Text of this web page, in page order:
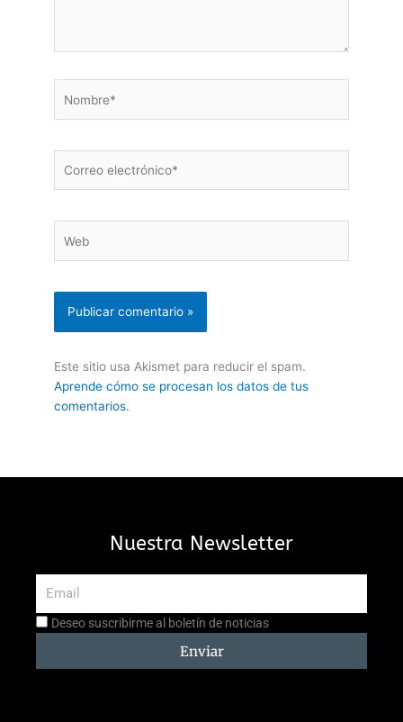
electrónico*
Este sitio usa Akismet para reducir el spam.
Aprende cómo se procesan los datos de tus
comentarios.
Nuestra Newsletter
Aceptación
Deseo suscribirme al boletín de noticias
Enviar